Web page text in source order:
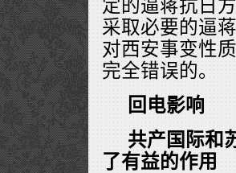
定的逼蒋抗日
采取必要的逼
对西安事变性
完全错误的。
回电影响
共产国际和
了有益的作用